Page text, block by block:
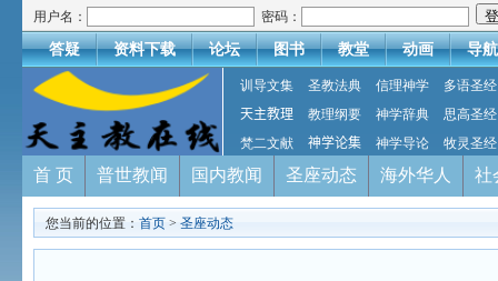
用户名： 密码：
答疑 资料下载 论坛 图书 教堂 动画 导航
训导文集 圣教法典 信理神学
多语圣经
天主教理
教理纲要 神学辞典
思高圣经
梵二文献
神学论集 神学导论 牧灵圣经
首 页 普世教闻 国内教闻 圣座动态 海外华人 社
您当前的位置： 首页 > 圣座动态